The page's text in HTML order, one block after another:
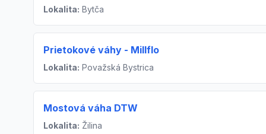
Lokalita: Bytča
Prietokové váhy - Millflo
Lokalita: Považská Bystrica
Mostová váha DTW
Lokalita: Žilina